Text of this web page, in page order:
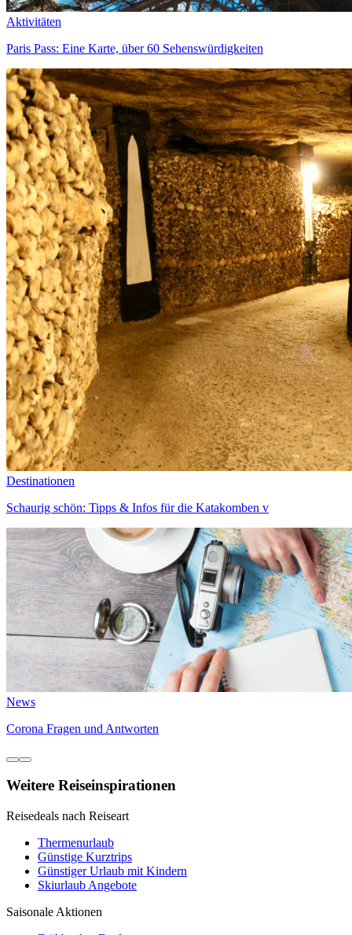
Aktivitäten
Paris Pass: Eine Karte, über 60 Sehenswürdigkeiten
Destinationen
Schaurig schön: Tipps & Infos für die Katakomben v
News
Corona Fragen und Antworten
Weitere Reiseinspirationen
Reisedeals nach Reiseart
Thermenurlaub
Günstige Kurztrips
Günstiger Urlaub mit Kindern
Skiurlaub Angebote
Saisonale Aktionen